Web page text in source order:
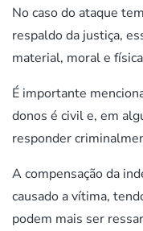
No caso do ataque
respaldo da justiça,
material, moral e
É importante
donos é civil e, em
responder
A compensação da
causado a vítima,
podem mais ser